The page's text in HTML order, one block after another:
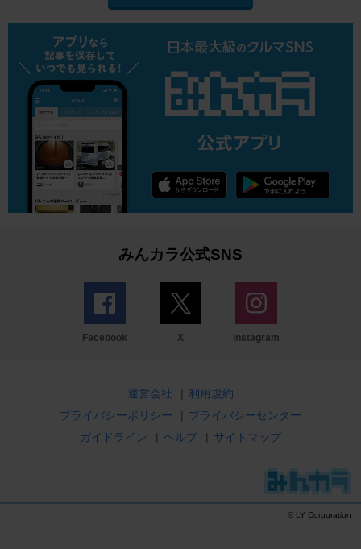
みんカラ公式SNS
Facebook X Instagram
運営会社 | 利用規約
プライバシーポリシー
| プライバシーセンター
ガイドライン
| ヘルプ | サイトマップ
© LY Corporation